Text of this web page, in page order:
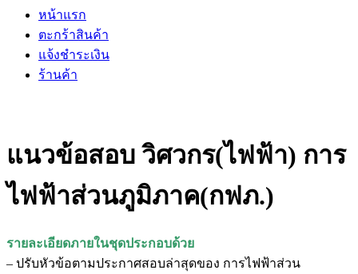
หน้าแรก
ตะกร้าสินค้า
แจ้งชำระเงิน
ร้านค้า
แนวข้อสอบ วิศวกร(ไฟฟ้า) การ
ไฟฟ้าส่วนภูมิภาค(กฟภ.)
รายละเอียดภายในชุดประกอบด้วย
– ปรับหัวข้อตามประกาศสอบล่าสุดของ การไฟฟ้าส่วน